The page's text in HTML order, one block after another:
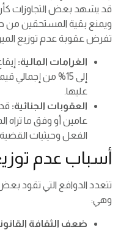
قد يشهد بعض التجاوزات كأن
ويمنع بقية المستحقين
تفرض عقوبة عدم توزيع
الغرامات المالية:
إلى 15% من
عليها.
العقوبات الجنائية:
عامين أو وفق ما تراه
الفعل وحيثيات
أسباب عدم
تتعدد الدوافع التي تقود بعض
وهي:
ضعف الثقافة